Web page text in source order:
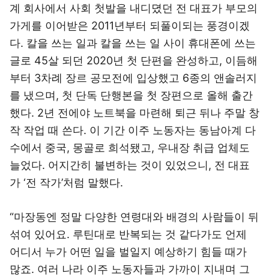
계 회사에서 사회 첫발을 내디뎠던 전 대표가 부모의
가게를 이어받은 2011년부터 되풀이되는 풍경이겠
다. 칼을 쓰는 일과 칼을 쓰는 일 사이 휴대폰에 쓰는
글로 45살 되던 2020년 첫 단편을 완성하고, 이듬해
부터 3차례 장르 공모전에 입상했고 6종의 앤솔러지
를 냈으며, 첫 단독 단행본을 첫 장편으로 올해 출간
했다. 2년 전에야 노트북을 마련해 퇴근 뒤나 주말 창
작 작업 때 쓴다. 이 기간 이주 노동자는 동남아계 다
수에서 중국, 몽골로 희석됐고, 우내장 취급 업체도
늘었다. 어지간히 불변하는 것이 있었으니, 전 대표
가 ‘전 작가’처럼 말했다.
“마장동엔 정말 다양한 연령대와 배경의 사람들이 뒤
섞여 있어요. 루틴대로 반복되는 것 같다가도 언제
어디서 누가 어떤 일을 벌일지 예상하기 힘들 때가
많죠. 여러 나라 이주 노동자들과 가까이 지내며 그